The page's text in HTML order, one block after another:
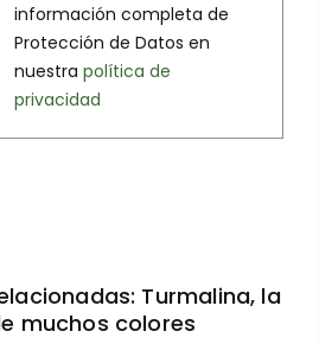
información completa de
Protección de Datos en
nuestra política de
privacidad
Turmalina, la
muchos colores